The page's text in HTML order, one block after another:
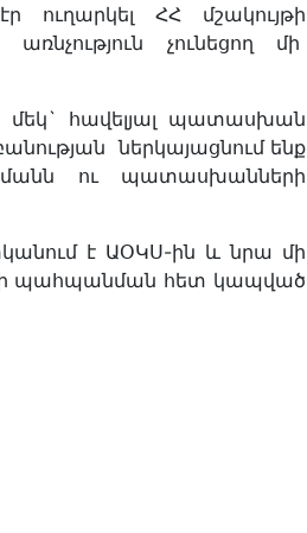
ուղարկել ՀՀ մշակույթի
չունեցող մի
մեկ` հավելյալ պատասխան
ներկայացնում ենք
ու պատասխանների
է ԱՕԿՍ-ին և նրա մի
պահպանման հետ կապված